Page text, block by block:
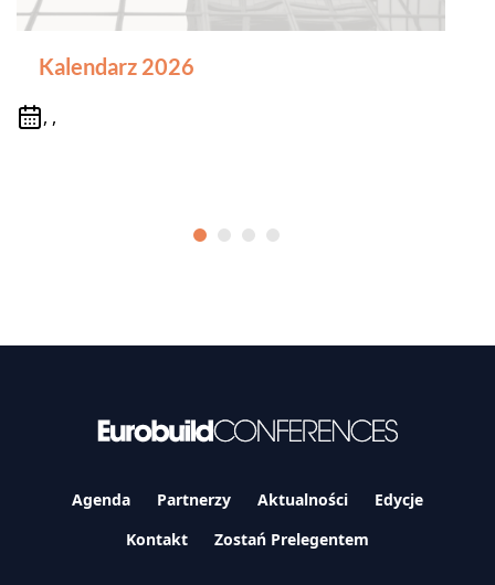
Kalendarz 2026
, ,
Agenda Partnerzy Aktualności
Edycje
Kontakt
Zostań Prelegentem